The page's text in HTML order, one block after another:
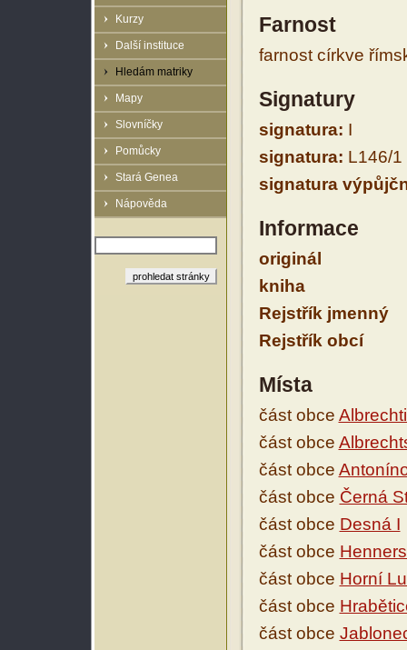
Kurzy
Další instituce
Hledám matriky
Mapy
Slovníčky
Pomůcky
Stará Genea
Nápověda
Farnost
farnost církve
Signatury
signatura: I
signatura: L146/1
signatura
Informace
originál
kniha
Rejstřík jmenný
Rejstřík obcí
Místa
část obce
část obce
část obce
část obce Černá
část obce Desná I
část obce
část obce Horní
část obce
část obce